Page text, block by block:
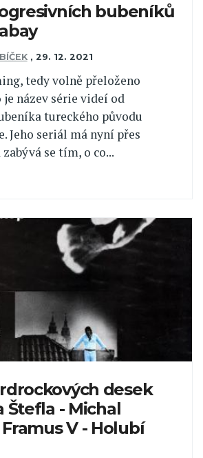
bubeníků
, 29. 12. 2021
tedy volně přeloženo
je název série videí od
tureckého původu
Jeho seriál má nyní přes
se tím, o co...
desek
Štefla - Michal
V - Holubí